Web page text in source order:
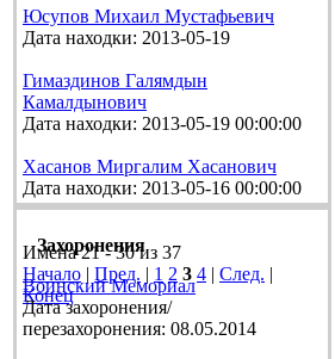
Юсупов Михаил Мустафьевич
Дата находки: 2013-05-19
Гимаздинов Галямдын
Камалдынович
Дата находки: 2013-05-19 00:00:00
Хасанов Миргалим Хасанович
Дата находки: 2013-05-16 00:00:00
Имена 21 - 30 из 37
Начало | Пред. | 1 2 3 4 | След. |
Конец
Захоронения
Воинский Мемориал
Дата захоронения/
перезахоронения: 08.05.2014